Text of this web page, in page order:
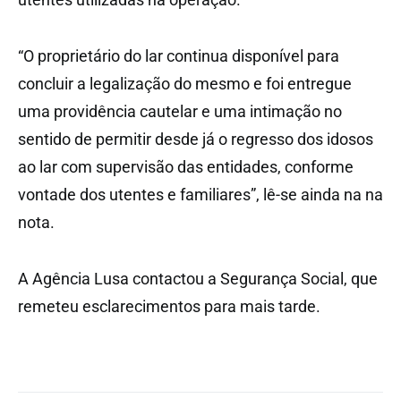
“O proprietário do lar continua disponível para
concluir a legalização do mesmo e foi entregue
uma providência cautelar e uma intimação no
sentido de permitir desde já o regresso dos idosos
ao lar com supervisão das entidades, conforme
vontade dos utentes e familiares”, lê-se ainda na na
nota.
A Agência Lusa contactou a Segurança Social, que
remeteu esclarecimentos para mais tarde.